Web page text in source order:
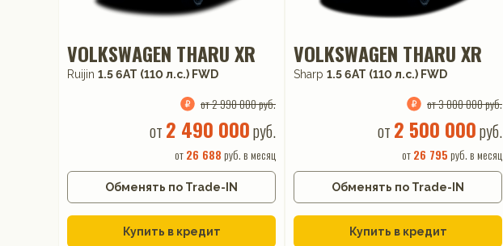
VOLKSWAGEN THARU XR
Ruijin 1.5 6AT (110 л.с.) FWD
от 2 990 000 руб.
от 2 490 000руб.
от26 688 руб. в месяц
Обменять по Trade-IN
Купить в кредит
VOLKSWAGEN THARU XR
Sharp 1.5 6AT (110 л.с.) FWD
от 3 000 000 руб.
от 2 500 000руб.
от26 795 руб. в месяц
Обменять по Trade-IN
Купить в кредит